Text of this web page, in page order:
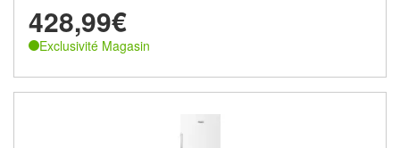
428,99€
Exclusivité Magasin